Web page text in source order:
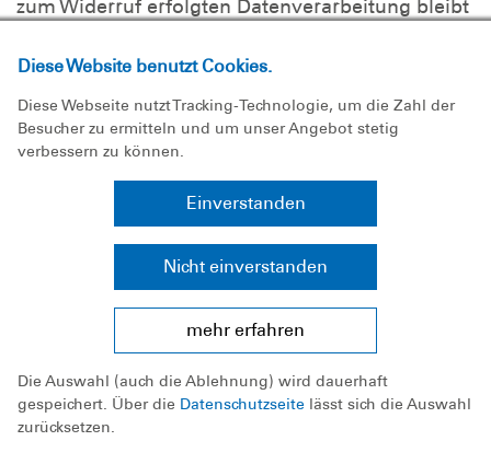
zum Widerruf erfolgten Datenverarbeitung bleibt
besonderen Fällen sowie gegen Direktwerbung
(Art. 21 DSGVO)
Wenn die Datenverarbeitung auf Grundlage von
Sie jederzeit das Recht, aus Gründen, die sich
aus Ihrer besonderen Situation ergeben, gegen
die Verarbeitung Ihrer personenbezogenen Daten
Widerspruch einzulegen; dies gilt auch für ein
jeweilige Rechtsgrundlage, auf denen eine
Verarbeitung beruht, entnehmen Sie dieser
Diese Website benutzt Cookies.
Diese Webseite nutzt Tracking-Technologie, um die Zahl der
Besucher zu ermitteln und um unser Angebot stetig
verbessern zu können.
Einverstanden
Nicht einverstanden
mehr erfahren
Die Auswahl (auch die Ablehnung) wird dauerhaft
gespeichert. Über die Datenschutzseite lässt sich die Auswahl
zurücksetzen.